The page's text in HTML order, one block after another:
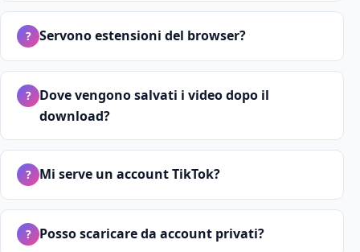
? Servono estensioni del browser?
?
Dove vengono salvati i video dopo il
download?
? Mi serve un account TikTok?
? Posso scaricare da account privati?